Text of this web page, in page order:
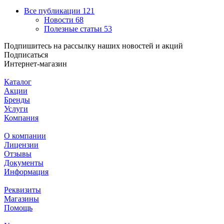
Все публикации 121
Новости 68
Полезные статьи 53
Подпишитесь на рассылку наших новостей и акций
Подписаться
Интернет-магазин
Каталог
Акции
Бренды
Услуги
Компания
О компании
Лицензии
Отзывы
Документы
Информация
Реквизиты
Магазины
Помощь